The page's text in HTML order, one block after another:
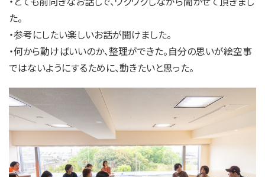
た。
・参考にしたい楽しいお話が聞けました。
・何から動けばいいのか、整理ができた。自分の思いが絵空事
ではないようにするために、動きたいと思った。